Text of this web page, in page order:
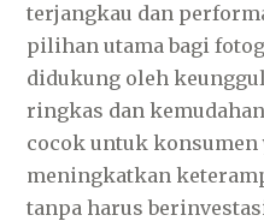
terjangkau dan
pilihan utama bagi
didukung oleh
ringkas dan
cocok untuk
meningkatkan
tanpa harus